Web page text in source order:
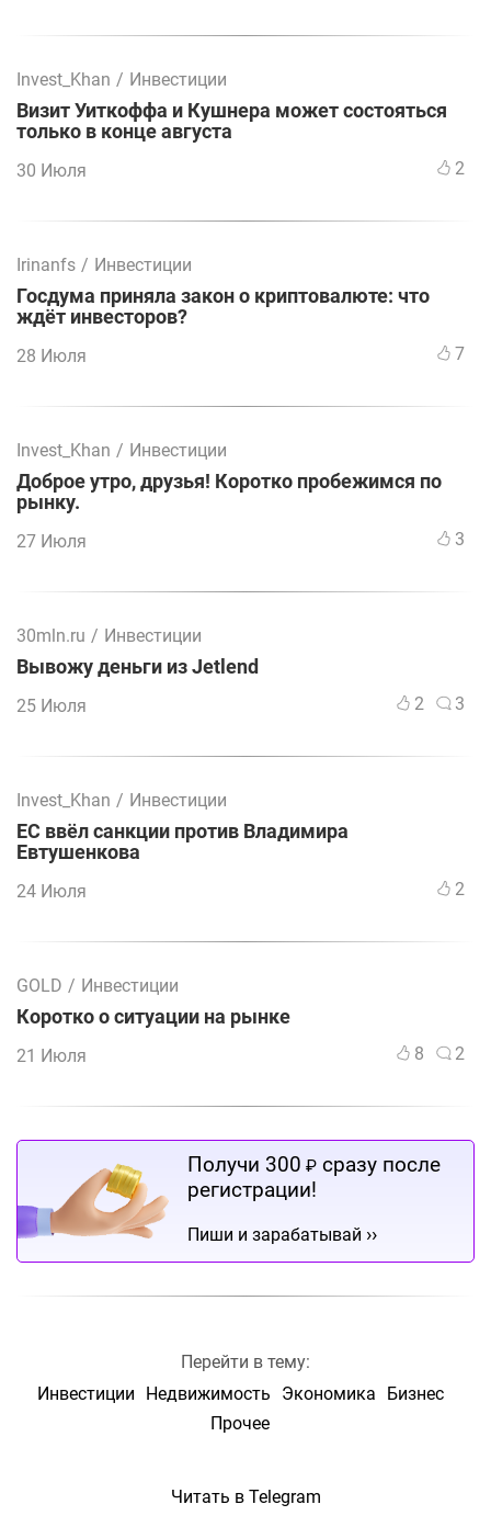
Invest_Khan / Инвестиции
Визит Уиткоффа и Кушнера может состояться
только в конце августа
30 Июля 2
Irinanfs / Инвестиции
Госдума приняла закон о криптовалюте: что
ждёт инвесторов?
28 Июля 7
Invest_Khan / Инвестиции
Доброе утро, друзья! Коротко пробежимся по
рынку.
27 Июля 3
30mln.ru / Инвестиции
Вывожу деньги из Jetlend
25 Июля 2 3
Invest_Khan / Инвестиции
ЕС ввёл санкции против Владимира
Евтушенкова
24 Июля 2
GOLD / Инвестиции
Коротко о ситуации на рынке
21 Июля 8 2
Получи 300 ₽ сразу после
регистрации!
Пиши и зарабатывай ››
Перейти в тему:
Инвестиции
Недвижимость Экономика
Бизнес
Прочее
Читать в Telegram